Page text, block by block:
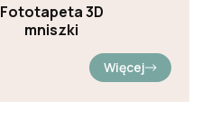
Fototapeta 3D
mniszki
Więcej